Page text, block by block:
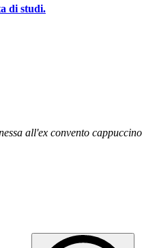
di studi.
all'ex convento cappuccino